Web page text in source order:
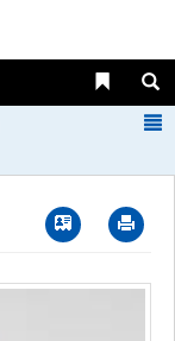
Liens
Vcard